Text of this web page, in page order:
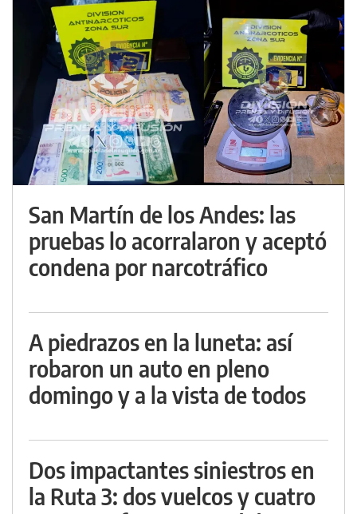
San Martín de los Andes: las
pruebas lo acorralaron y aceptó
condena por narcotráfico
A piedrazos en la luneta: así
robaron un auto en pleno
domingo y a la vista de todos
Dos impactantes siniestros en
la Ruta 3: dos vuelcos y cuatro